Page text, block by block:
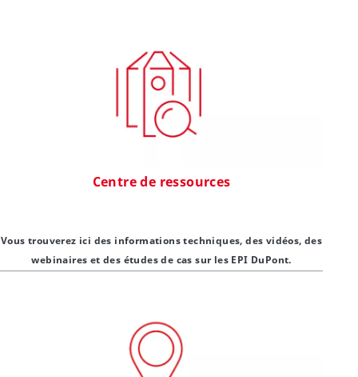
Centre de ressources
Vous trouverez ici des informations techniques, des vidéos, des
webinaires et des études de cas sur les EPI DuPont.